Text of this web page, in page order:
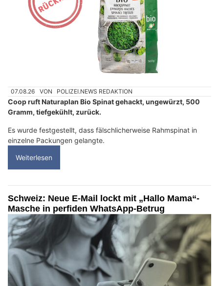
07.08.26 VON POLIZEI.NEWS REDAKTION
Coop ruft Naturaplan Bio Spinat gehackt, ungewürzt, 500
Gramm, tiefgekühlt, zurück.
Es wurde festgestellt, dass fälschlicherweise Rahmspinat in
einzelne Packungen gelangte.
Weiterlesen
Schweiz: Neue E-Mail lockt mit „Hallo Mama“-
Masche in perfiden WhatsApp-Betrug